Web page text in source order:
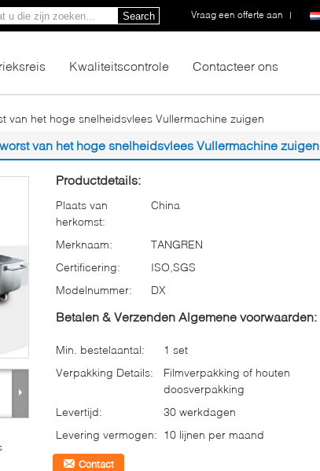
Vraag een offerte aan |
Search
Kwaliteitscontrole Contacteer ons
van het hoge snelheidsvlees Vullermachine zuigen
van het hoge snelheidsvlees Vullermachine zuigen
Productdetails:
Plaats van
herkomst:
China
Merknaam:
TANGREN
Certificering:
ISO,SGS
Modelnummer:
DX
Betalen & Verzenden Algemene voorwaarden:
Min. bestelaantal:
1 set
Verpakking Details:
Filmverpakking of houten
doosverpakking
Levertijd:
30 werkdagen
Levering vermogen: 10 lijnen per maand
Contact